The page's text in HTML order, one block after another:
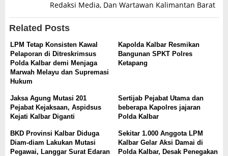
Redaksi Media, Dan Wartawan Kalimantan Barat
Related Posts
LPM Tetap Konsisten Kawal
Pelaporan di Ditreskrimsus
Polda Kalbar demi Menjaga
Marwah Melayu dan Supremasi
Hukum
Kapolda Kalbar Resmikan
Bangunan SPKT Polres
Ketapang
Jaksa Agung Mutasi 201
Pejabat Kejaksaan, Aspidsus
Kejati Kalbar Diganti
Sertijab Pejabat Utama dan
beberapa Kapolres jajaran
Polda Kalbar
BKD Provinsi Kalbar Diduga
Diam-diam Lakukan Mutasi
Pegawai, Langgar Surat Edaran
Sekitar 1.000 Anggota LPM
Kalbar Gelar Aksi Damai di
Polda Kalbar, Desak Penegakan